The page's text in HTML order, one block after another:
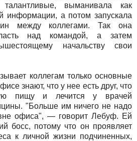
талантливые, выманивала как
информации, а потом запускала
между коллегами. Так она
над командой, а затем
начальству свои
коллегам только основные
знают, что у нее есть друг, что
пищу и лечится у врачей
"Больше им ничего не надо
офиса", — говорит Лебуф. Ей
босс, потому что он проявляет
к личной жизни подчиненных,